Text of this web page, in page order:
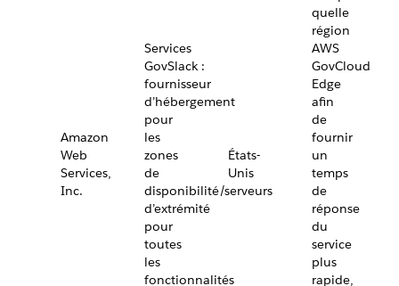
Amazon
Web
Services,
Inc.
Services
GovSlack :
fournisseur
d’hébergement
pour
les
zones
de
disponibilité/serveurs
d’extrémité
pour
toutes
les
fonctionnalités
États-
Unis
quelle
région
AWS
GovCloud
Edge
afin
de
fournir
un
temps
de
réponse
du
service
plus
rapide,